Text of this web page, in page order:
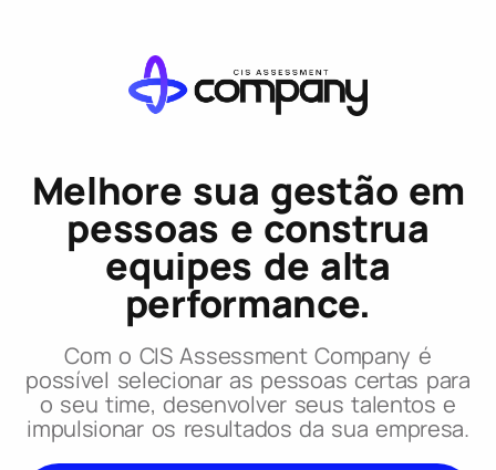
Melhore sua gestão em
pessoas e construa
equipes de alta
performance.
Com o CIS Assessment Company é
possível selecionar as pessoas certas para
o seu time, desenvolver seus talentos e
impulsionar os resultados da sua empresa.